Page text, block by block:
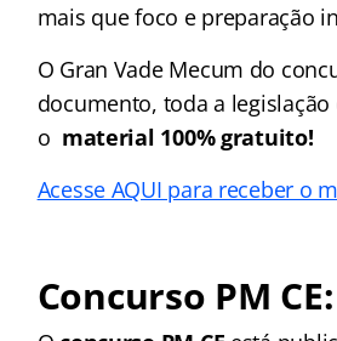
mais que foco e preparação
O Gran Vade Mecum do
documento, toda a
o material 100% gratuito!
Acesse AQUI para receber o
Concurso PM